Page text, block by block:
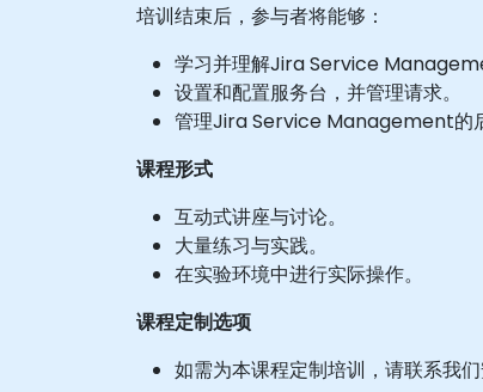
培训结束后，参与者将能够：
学习并理解Jira Service
设置和配置服务台，并管理请求。
管理Jira Service Management的
课程形式
互动式讲座与讨论。
大量练习与实践。
在实验环境中进行实际操作。
课程定制选项
如需为本课程定制培训，请联系我们